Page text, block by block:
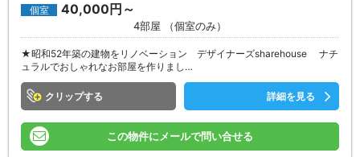
個室 40,000円～
4部屋 （個室のみ）
★昭和52年築の建物をリノベーション デザイナーズsharehouse ナチ
ュラルでおしゃれなお部屋を作りまし…
クリップ 詳細を見る
この物件にメールで問い合せる